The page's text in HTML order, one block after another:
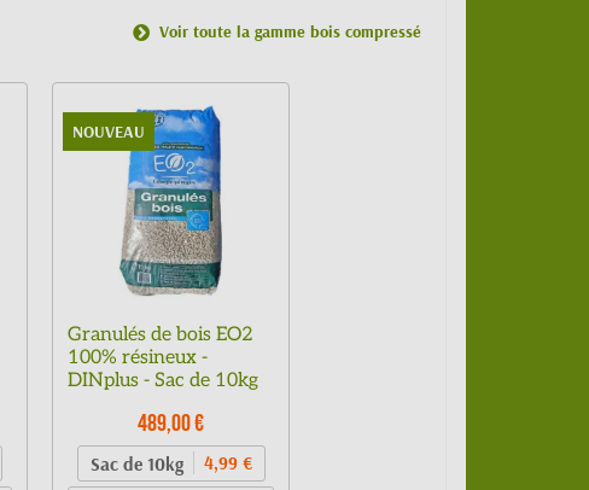
Voir toute la gamme bois compressé
NOUVEAU
Granulés de bois EO2
100% résineux -
DINplus - Sac de 10kg
489,00 €
Sac de 10kg 4,99 €